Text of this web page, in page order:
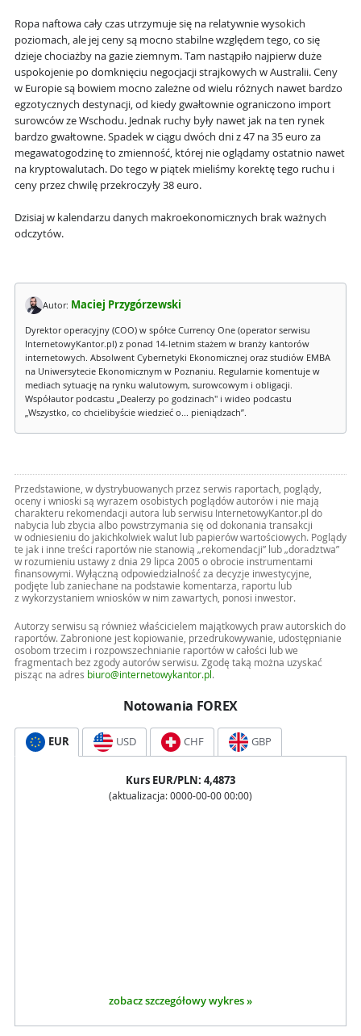
Ropa naftowa cały czas utrzymuje się na relatywnie wysokich
poziomach, ale jej ceny są mocno stabilne względem tego, co się
dzieje chociażby na gazie ziemnym. Tam nastąpiło najpierw duże
uspokojenie po domknięciu negocjacji strajkowych w Australii. Ceny
w Europie są bowiem mocno zależne od wielu różnych nawet bardzo
egzotycznych destynacji, od kiedy gwałtownie ograniczono import
surowców ze Wschodu. Jednak ruchy były nawet jak na ten rynek
bardzo gwałtowne. Spadek w ciągu dwóch dni z 47 na 35 euro za
megawatogodzinę to zmienność, której nie oglądamy ostatnio nawet
na kryptowalutach. Do tego w piątek mieliśmy korektę tego ruchu i
ceny przez chwilę przekroczyły 38 euro.
Dzisiaj w kalendarzu danych makroekonomicznych brak ważnych
odczytów.
Autor: Maciej Przygórzewski
Dyrektor operacyjny (COO) w spółce Currency One (operator serwisu
InternetowyKantor.pl) z ponad 14-letnim stażem w branży kantorów
internetowych. Absolwent Cybernetyki Ekonomicznej oraz studiów EMBA
na Uniwersytecie Ekonomicznym w Poznaniu. Regularnie komentuje w
mediach sytuację na rynku walutowym, surowcowym i obligacji.
Współautor podcastu „Dealerzy po godzinach" i wideo podcastu
„Wszystko, co chcielibyście wiedzieć o... pieniądzach”.
Przedstawione, w dystrybuowanych przez serwis raportach, poglądy,
oceny i wnioski są wyrazem osobistych poglądów autorów i nie mają
charakteru rekomendacji autora lub serwisu InternetowyKantor.pl do
nabycia lub zbycia albo powstrzymania się od dokonania transakcji
w odniesieniu do jakichkolwiek walut lub papierów wartościowych. Poglądy
te jak i inne treści raportów nie stanowią „rekomendacji” lub „doradztwa”
w rozumieniu ustawy z dnia 29 lipca 2005 o obrocie instrumentami
finansowymi. Wyłączną odpowiedzialność za decyzje inwestycyjne,
podjęte lub zaniechane na podstawie komentarza, raportu lub
z wykorzystaniem wniosków w nim zawartych, ponosi inwestor.
Autorzy serwisu są również właścicielem majątkowych praw autorskich do
raportów. Zabronione jest kopiowanie, przedrukowywanie, udostępnianie
osobom trzecim i rozpowszechnianie raportów w całości lub we
fragmentach bez zgody autorów serwisu. Zgodę taką można uzyskać
pisząc na adres biuro@internetowykantor.pl .
Notowania FOREX
EUR USD CHF GBP
Kurs EUR/PLN: 4,4873
(aktualizacja: 0000-00-00 00:00)
zobacz szczegółowy wykres »